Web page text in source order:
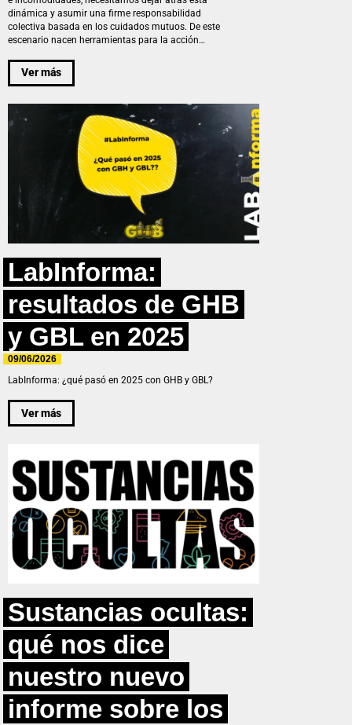
dinámica y asumir una firme responsabilidad
colectiva basada en los cuidados mutuos. De este
escenario nacen herramientas para la acción…
Ver más
LabInforma:
resultados de GHB
y GBL en 2025
09/06/2026
LabInforma: ¿qué pasó en 2025 con GHB y GBL?
Ver más
Sustancias ocultas:
qué nos dice
nuestro nuevo
informe sobre los